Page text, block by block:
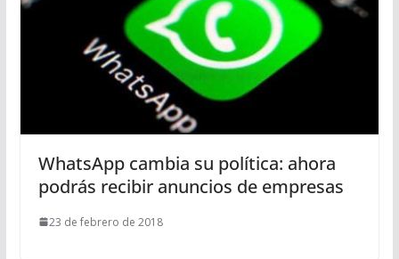
WhatsApp cambia su política: ahora
podrás recibir anuncios de empresas
23 de febrero de 2018